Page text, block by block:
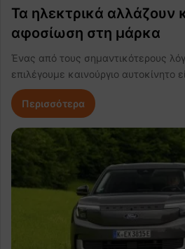
Τα ηλεκτρικά αλλάζουν
αφοσίωση στη μάρκα
Ένας από τους σημαντικότερους
επιλέγουμε καινούργιο αυτοκίνητο
Περισσότερα